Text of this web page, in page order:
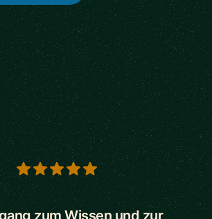
zum Wissen und zur